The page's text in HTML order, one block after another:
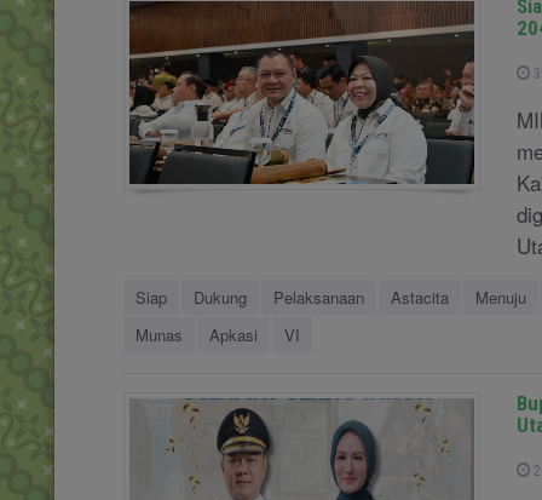
Siap Dukung Pelaksanaan Astacita Menuju
Munas
Apkasi VI